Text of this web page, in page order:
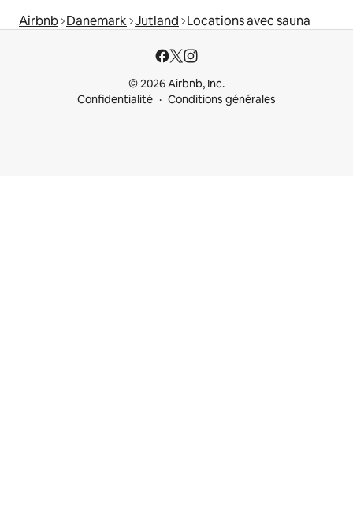
Airbnb Danemark Jutland Locations avec sauna
© 2026 Airbnb, Inc.
Confidentialité
Conditions générales